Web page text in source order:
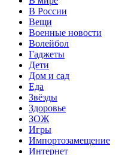
В России
Вещи
Военные новости
Волейбол
Гаджеты
Дети
Дом и сад
Еда
Звёзды
Здоровье
ЗОЖ
Игры
Импортозамещение
Интернет